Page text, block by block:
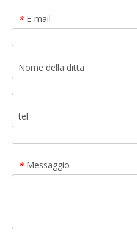
* E-mail
Nome della ditta
tel
* Messaggio